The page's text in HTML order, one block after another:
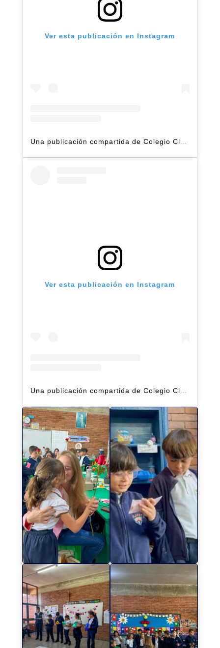
Ver esta publicación en Instagram
Una publicación compartida de Colegio Claret | Alto Hatillo (@clarethatillo)
Ver esta publicación en Instagram
Una publicación compartida de Colegio Claret | Alto Hatillo (@clarethatillo)